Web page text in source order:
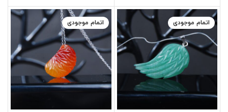
اتمام موجودی اتمام موجودی